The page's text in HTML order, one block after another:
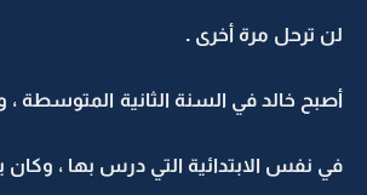
لن ترحل مرة أخرى .
أصبح خالد في السنة الثانية
في نفس الابتدائية التي درس بها ،